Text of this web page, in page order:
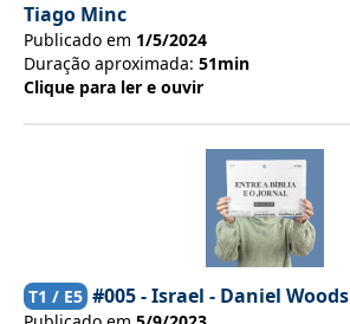
Tiago Minc
Publicado em 1/5/2024
Duração aproximada: 51min
Clique para ler e ouvir
T1 / E5 #005 - Israel - Daniel Woods